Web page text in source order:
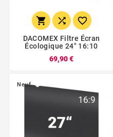
  
DACOMEX Filtre Écran
Écologique 24" 16:10
69,90 €
Neuf